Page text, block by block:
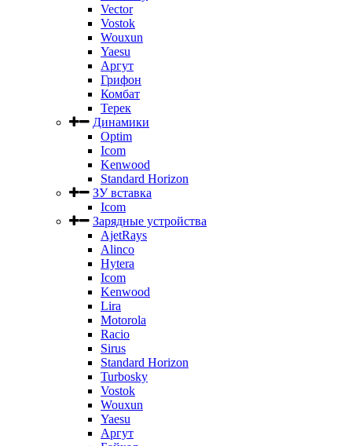
Vector
Vostok
Wouxun
Yaesu
Аргут
Грифон
Комбат
Терек
Динамики
Optim
Icom
Kenwood
Standard Horizon
ЗУ вставка
Icom
Зарядные устройства
AjetRays
Alinco
Hytera
Icom
Kenwood
Lira
Motorola
Racio
Sirus
Standard Horizon
Turbosky
Vostok
Wouxun
Yaesu
Аргут